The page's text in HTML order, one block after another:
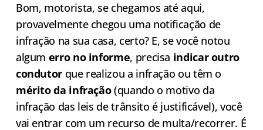
Bom, motorista, se chegamos até aqui,
provavelmente chegou uma notificação de
infração na sua casa, certo? E, se você notou
algum erro no informe, precisa indicar outro
condutor que realizou a infração ou têm o
mérito da infração(quando o motivo da
infração das leis de trânsito é justificável), você
vai entrar com um recurso de multa/recorrer. É